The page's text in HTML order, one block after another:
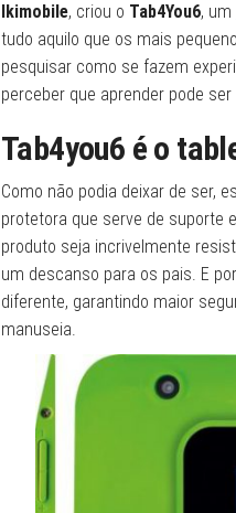
Ikimobile, criou o Tab4You6, um
tudo aquilo que os mais
pesquisar como se fazem
perceber que aprender pode ser
Tab4you6 é o
Como não podia deixar de ser,
protetora que serve de suporte
produto seja incrivelmente
um descanso para os pais. E
diferente, garantindo maior
manuseia.